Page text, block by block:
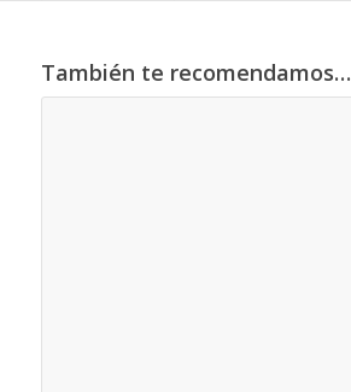
También te recomendamos…